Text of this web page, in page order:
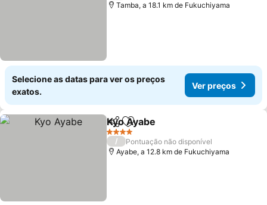
Tamba, a 18.1 km de Fukuchiyama
Selecione as datas para ver os preços
exatos.
Ver preços
PartilharAdicionar aos favoritos
Kyo Ayabe
4 Estrelas
/
Pontuação não disponível
Ayabe, a 12.8 km de Fukuchiyama